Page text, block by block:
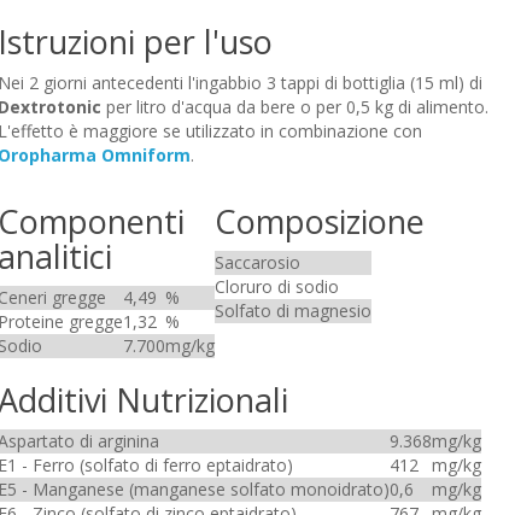
Istruzioni per l'uso
Nei 2 giorni antecedenti l'ingabbio 3 tappi di bottiglia (15 ml) di
Dextrotonic per litro d'acqua da bere o per 0,5 kg di alimento.
L'effetto è maggiore se utilizzato in combinazione con
Oropharma Omniform.
Componenti
analitici
Ceneri gregge 4,49 %
Proteine gregge1,32 %
Sodio
7.700mg/kg
Composizione
Saccarosio
Cloruro di sodio
Solfato di magnesio
Nutrizionali
di arginina 9.368mg/kg
E1 - Ferro (solfato di ferro eptaidrato)
412
mg/kg
E5 - Manganese (manganese solfato monoidrato)0,6
mg/kg